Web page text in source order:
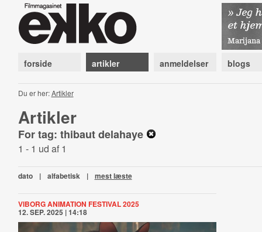
forside artikler anmeldelser blogs
Du er her:Artikler
Artikler
For tag: thibaut delahaye
1 - 1 ud af 1
dato | alfabetisk | mest læste
VIBORG ANIMATION FESTIVAL 2025
12. SEP. 2025 | 14:18